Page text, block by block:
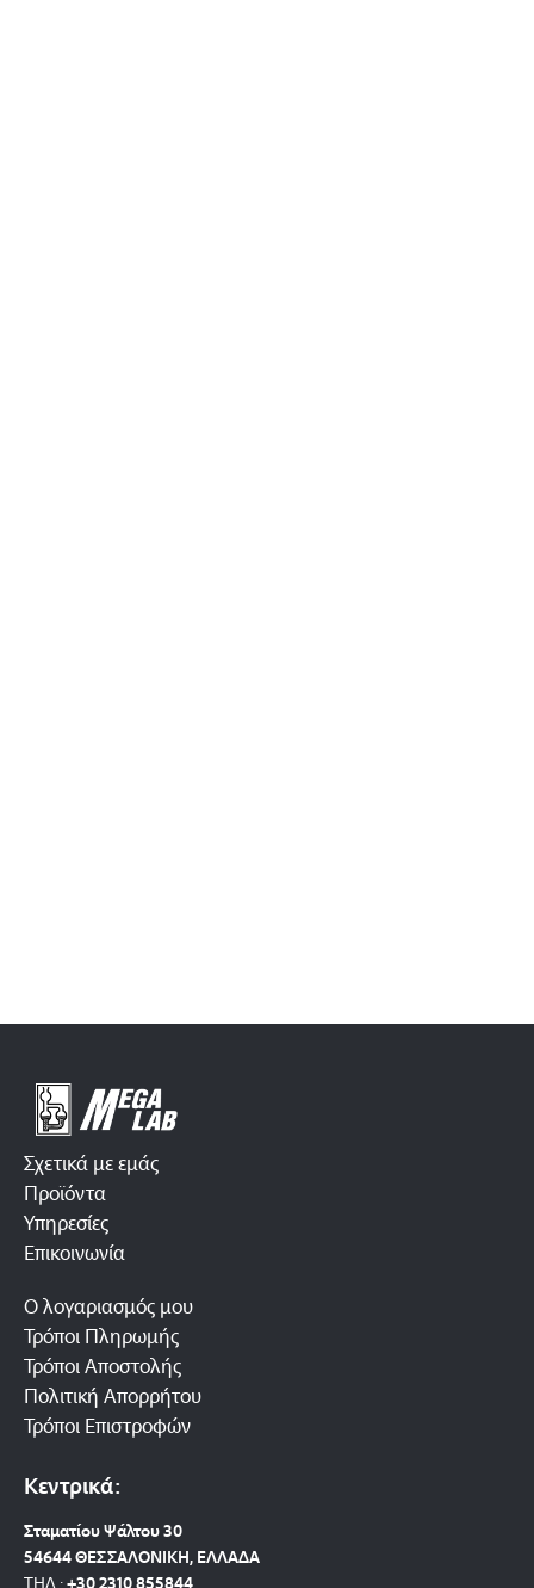
Σχετικά με εμάς
Προϊόντα
Υπηρεσίες
Επικοινωνία
Ο λογαριασμός μου
Τρόποι Πληρωμής
Τρόποι Αποστολής
Πολιτική Απορρήτου
Τρόποι Επιστροφών
Κεντρικά:
Σταματίου Ψάλτου 30
54644 ΘΕΣΣΑΛΟΝΙΚΗ, ΕΛΛΑΔΑ
ΤΗΛ.:+30 2310 855844